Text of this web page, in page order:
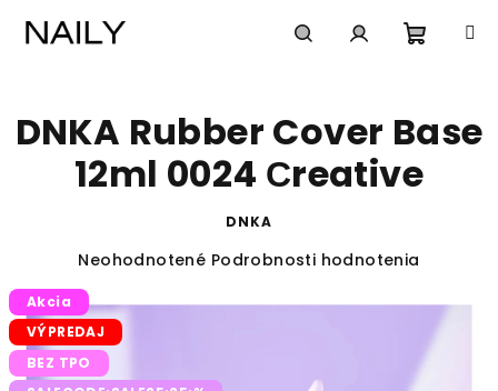
košík
DNKA Rubber Cover Base
12ml 0024 Сreative
DNKA
Priemerné
produktu
je
0,0
z
Neohodnotené Podrobnosti hodnotenia
Akcia
VÝPREDAJ
BEZ TPO